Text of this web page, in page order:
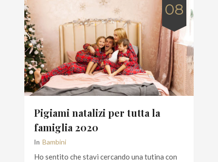
08
Pigiami natalizi per tutta la
famiglia 2020
In Bambini
Ho sentito che stavi cercando una tutina con